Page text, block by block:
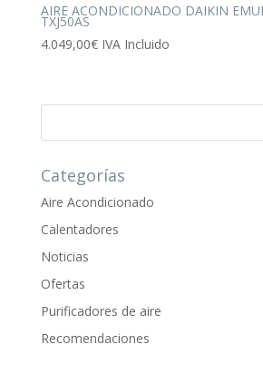
AIRE ACONDICIONADO DAIKIN
TXJ50AS
4.049,00€ IVA Incluido
Categorías
Aire Acondicionado
Calentadores
Noticias
Ofertas
Purificadores de aire
Recomendaciones